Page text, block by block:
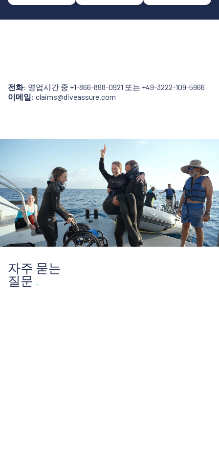
전화: 영업시간 중 +1-866-898-0921 또는 +49-3222-109-5966
이메일: claims@diveassure.com
자주 묻는
질문 .